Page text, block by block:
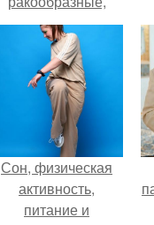
относящиеся к
бокоплавам.
Сон, физическая
активность,
питание и